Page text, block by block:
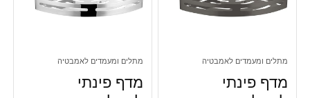
מתלים ומעמדים לאמבטיה
מדף פינתי
מתלים ומעמדים לאמבטיה
מדף פינתי